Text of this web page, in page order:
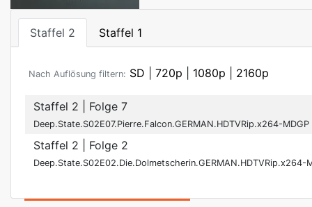
Staffel 2 Staffel 1
Nach Auflösung filtern: SD 720p 1080p 2160p
Staffel 2 | Folge 7
Deep.State.S02E07.Pierre.Falcon.GERMAN.HDTVRip.x264-MDGP
Staffel 2 | Folge 2
Deep.State.S02E02.Die.Dolmetscherin.GERMAN.HDTVRip.x264-